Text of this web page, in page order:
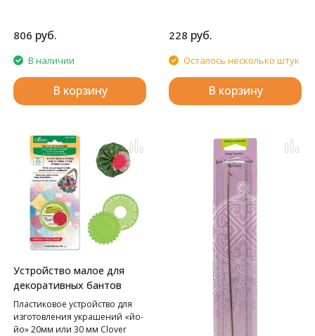
806 руб.
В наличии
В корзину
228 руб.
Осталось несколько штук
В корзину
Устройство малое для
декоративных бантов
Пластиковое устройство для
изготовления украшений «йо-
йо» 20мм или 30 мм Clover